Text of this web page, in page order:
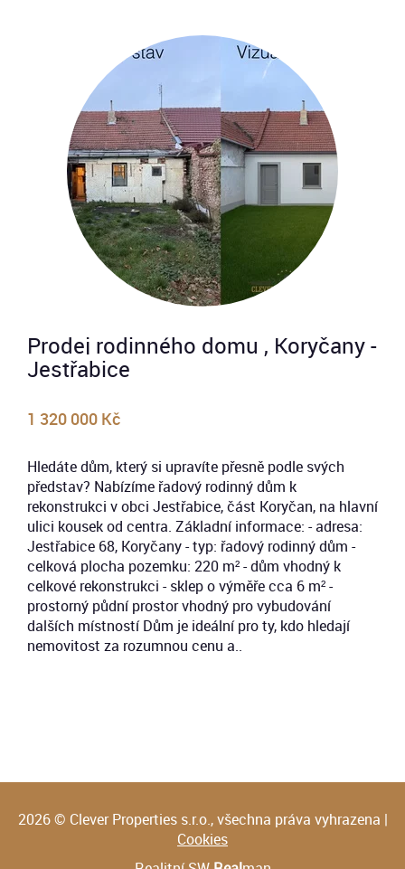
Prodej rodinného domu , Koryčany -
Jestřabice
1 320 000 Kč
Hledáte dům, který si upravíte přesně podle svých
představ? Nabízíme řadový rodinný dům k
rekonstrukci v obci Jestřabice, část Koryčan, na hlavní
ulici kousek od centra. Základní informace: - adresa:
Jestřabice 68, Koryčany - typ: řadový rodinný dům -
celková plocha pozemku: 220 m² - dům vhodný k
celkové rekonstrukci - sklep o výměře cca 6 m² -
prostorný půdní prostor vhodný pro vybudování
dalších místností Dům je ideální pro ty, kdo hledají
nemovitost za rozumnou cenu a..
2026 © Clever Properties s.r.o., všechna práva vyhrazena |
Cookies